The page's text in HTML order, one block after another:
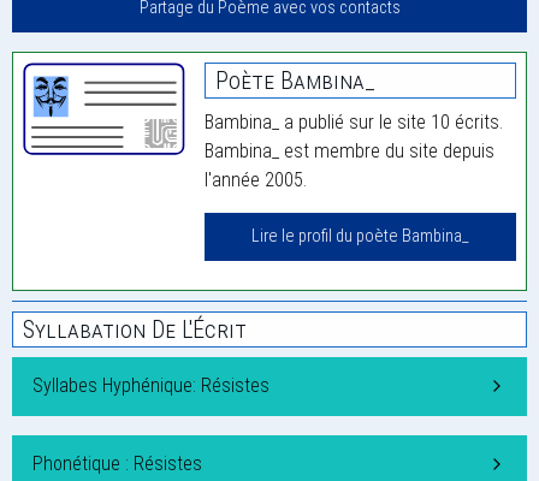
Partage du Poème avec vos contacts
Poète Bambina_
Bambina_ a publié sur le site 10 écrits.
Bambina_ est membre du site depuis
l'année 2005.
Lire le profil du poète Bambina_
Syllabation De L'Écrit
Syllabes Hyphénique: Résistes
Phonétique : Résistes